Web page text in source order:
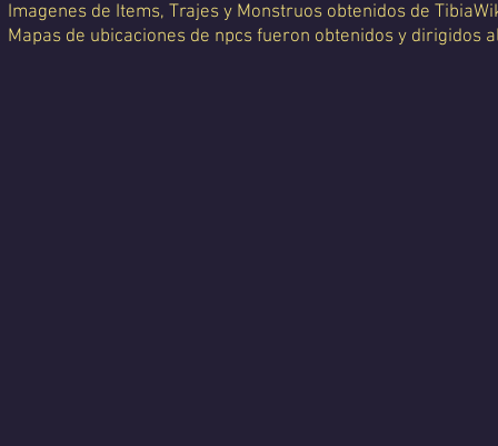
Imagenes de Items, Trajes y Monstruos obtenidos de
Mapas de ubicaciones de npcs fueron obtenidos y dirigidos